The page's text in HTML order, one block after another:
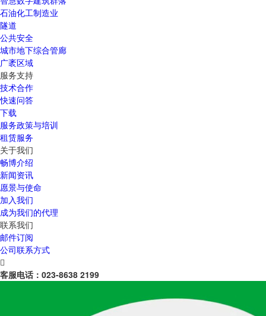
石油化工制造业
隧道
公共安全
城市地下综合管廊
广袤区域
服务支持
技术合作
快速问答
下载
服务政策与培训
租赁服务
关于我们
畅博介绍
新闻资讯
愿景与使命
加入我们
成为我们的代理
联系我们
邮件订阅
公司联系方式

客服电话： 023-8638 2199